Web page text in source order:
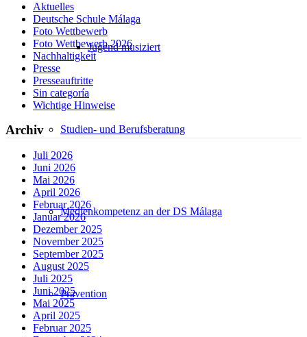
Jugend musiziert
Studien- und Berufsberatung
Medienkompetenz an der DS Málaga
Prävention
Aktuelles
Deutsche Schule Málaga
Foto Wettbewerb
Foto Wettbewerb 2026
Nachhaltigkeit
Presse
Presseauftritte
Sin categoría
Wichtige Hinweise
Archiv
Juli 2026
Juni 2026
Mai 2026
April 2026
Februar 2026
Januar 2026
Dezember 2025
November 2025
September 2025
August 2025
Juli 2025
Juni 2025
Mai 2025
April 2025
Februar 2025